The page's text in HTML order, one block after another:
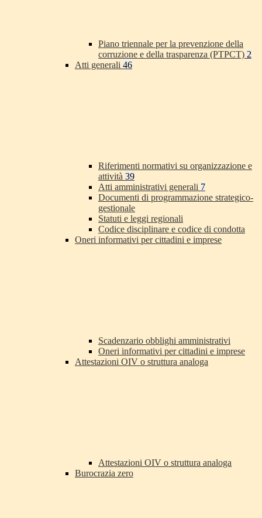
Piano triennale per la prevenzione della
corruzione e della trasparenza (PTPCT) 2
Atti generali 46
Riferimenti normativi su organizzazione e
attività 39
Atti amministrativi generali 7
Documenti di programmazione strategico-
gestionale
Statuti e leggi regionali
Codice disciplinare e codice di condotta
Oneri informativi per cittadini e imprese
Scadenzario obblighi amministrativi
Oneri informativi per cittadini e imprese
Attestazioni OIV o struttura analoga
Attestazioni OIV o struttura analoga
Burocrazia zero